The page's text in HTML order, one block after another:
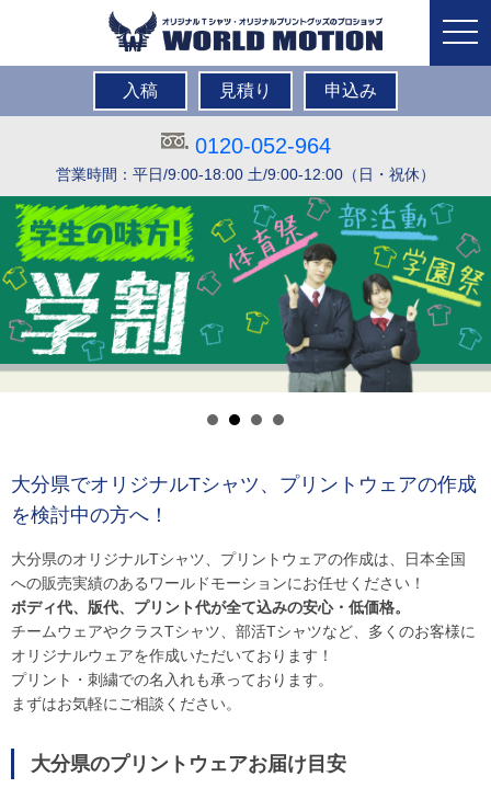
入稿 見積り 申込み
0120-052-964
営業時間：平日/9:00-18:00 土/9:00-12:00（日・祝休）
大分県でオリジナルTシャツ、プリントウェアの作成
を検討中の方へ！
大分県のオリジナルTシャツ、プリントウェアの作成は、日本全国
への販売実績のあるワールドモーションにお任せください！
ボディ代、版代、プリント代が全て込みの安心・低価格。
チームウェアやクラスTシャツ、部活Tシャツなど、多くのお客様に
オリジナルウェアを作成いただいております！
プリント・刺繍での名入れも承っております。
まずはお気軽にご相談ください。
大分県のプリントウェアお届け目安